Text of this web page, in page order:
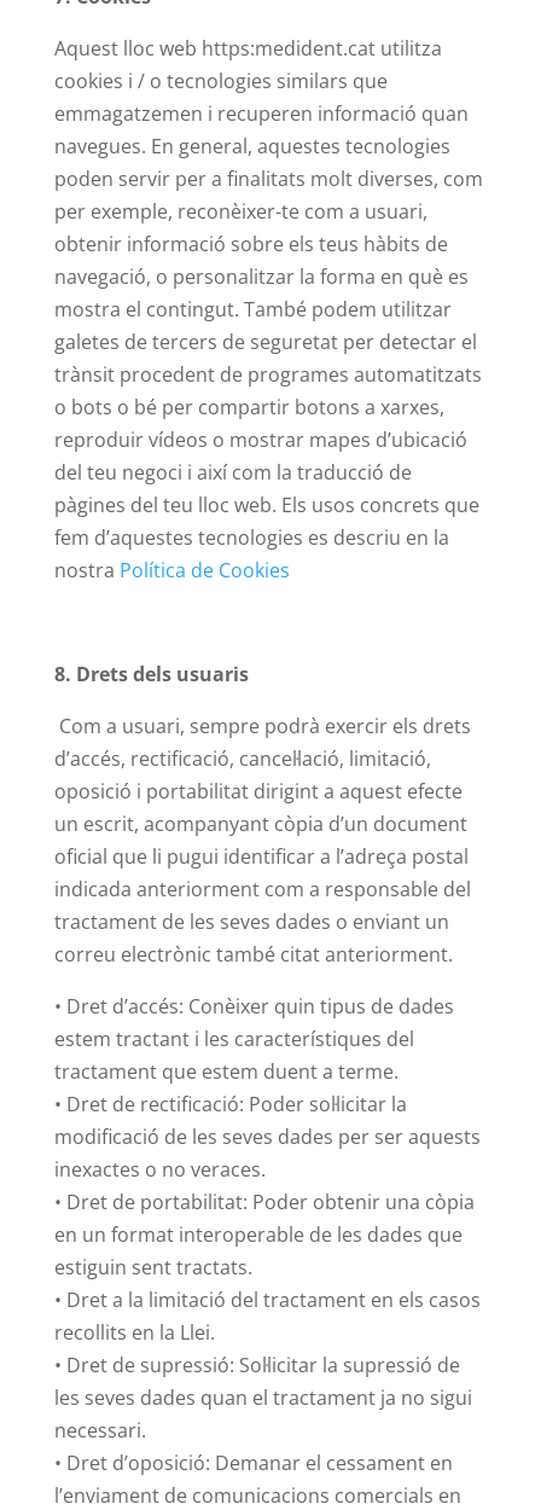
Aquest lloc web https:medident.cat utilitza
cookies i / o tecnologies similars que
emmagatzemen i recuperen informació quan
navegues. En general, aquestes tecnologies
poden servir per a finalitats molt diverses, com
per exemple, reconèixer-te com a usuari,
obtenir informació sobre els teus hàbits de
navegació, o personalitzar la forma en què es
mostra el contingut. També podem utilitzar
galetes de tercers de seguretat per detectar el
trànsit procedent de programes automatitzats
o bots o bé per compartir botons a xarxes,
reproduir vídeos o mostrar mapes d’ubicació
del teu negoci i així com la traducció de
pàgines del teu lloc web. Els usos concrets que
fem d’aquestes tecnologies es descriu en la
nostra Política de Cookies
8. Drets dels usuaris
Com a usuari, sempre podrà exercir els drets
d’accés, rectificació, cancel·lació, limitació,
oposició i portabilitat dirigint a aquest efecte
un escrit, acompanyant còpia d’un document
oficial que li pugui identificar a l’adreça postal
indicada anteriorment com a responsable del
tractament de les seves dades o enviant un
correu electrònic també citat anteriorment.
• Dret d’accés: Conèixer quin tipus de dades
estem tractant i les característiques del
tractament que estem duent a terme.
• Dret de rectificació: Poder sol·licitar la
modificació de les seves dades per ser aquests
inexactes o no veraces.
• Dret de portabilitat: Poder obtenir una còpia
en un format interoperable de les dades que
estiguin sent tractats.
• Dret a la limitació del tractament en els casos
recollits en la Llei.
• Dret de supressió: Sol·licitar la supressió de
les seves dades quan el tractament ja no sigui
necessari.
• Dret d’oposició: Demanar el cessament en
l’enviament de comunicacions comercials en